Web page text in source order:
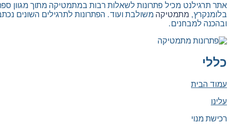
אתר תרגילנט מכיל פתרונות לשאלות רבות במתמטיקה מתוך מגוון
בלומנקרץ, מתמטיקה משולבת ועוד. הפתרונות לתרגילים השונים
ובהכנה למבחנים.
כללי
עמוד הבית
עלינו
רכישת מנוי